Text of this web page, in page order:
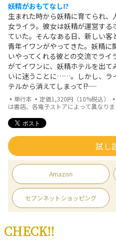
妖精がおもてなし!?
生まれた時から妖精に育てられ
女ライラ。彼女は妖精が運営す
ていた。そんなある日、新しい客
青年イワンがやってきた。妖精に
いやってくれる彼との交流でラ
がてイワンに、妖精ホテルを出
いに迷うことに……。しかし、ラ
テルから消えてしまって――!?
▪単行本 ▪定価1,320円（10%税込）
は書店、各電子ストアによって異なりま
試し
Amazon
セブンネットショッピング
CHECK!!